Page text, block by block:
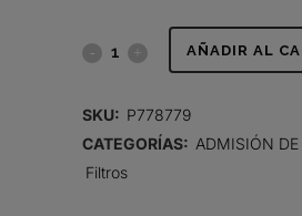
FILTRO
PRIMARIO
AÑADIR AL
SKU: P778779
CATEGORÍAS: ADMISIÓN DE
Filtros